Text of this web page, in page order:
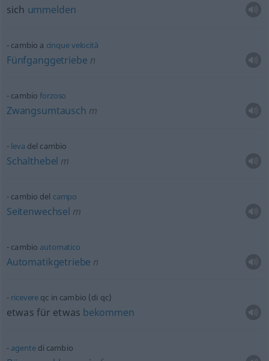
sich ummelden
cambio a cinquevelocità
Fünfganggetriebe n
cambioforzoso
Zwangsumtausch m
leva del cambio
Schalthebel m
cambio del campo
Seitenwechsel m
cambio automatico
Automatikgetriebe n
ricevere qc in cambio (di qc)
etwas für etwas bekommen
agentedi cambio